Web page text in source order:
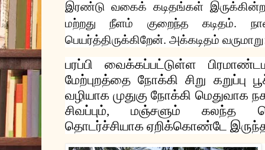
இரண்டு வகைக் கடிதங்கள்
மற்றது
நீளம் குறைந்த கடிதம்.
பெயர்த்திருக்கிறேன். அக்கடிதம் வருமாறு
பரப்பி வைக்கப்பட்டுள்ள
மேற்புறத்தை நோக்கி சிறு கறுப்பு
வழியாக முதுகு நோக்கி மெதுவாக
சிவப்பும்,மஞ்சளும் கலந்த
தொடர்ச்சியாக ஏறிக்கொண்டே